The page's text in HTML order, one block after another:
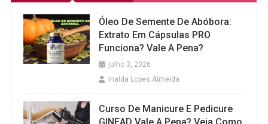
Óleo De Semente De Abóbora:
Extrato Em Cápsulas PRO
Funciona? Vale A Pena?
julho 3, 2026
Inalda Lopes Almeida
Curso De Manicure E Pedicure
GINEAD Vale A Pena? Veja Como